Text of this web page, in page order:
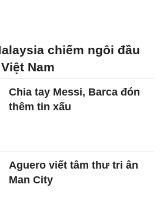
chiếm ngôi đầu
Nam
Chia tay Messi, Barca đón
thêm tin xấu
Aguero viết tâm thư tri ân
Man City